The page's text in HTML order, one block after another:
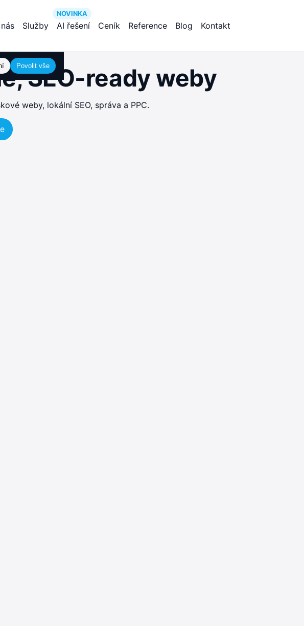
Služby
NOVINKA
AI řešení Ceník Reference Blog Kontakt
Povolit vše
SEO-ready weby
weby, lokální SEO, správa a PPC.